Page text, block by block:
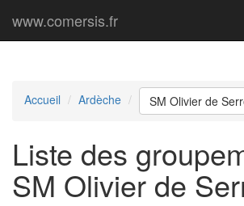
www.comersis.fr
Accueil Ardèche SM Olivier de
Liste des
SM Olivier de